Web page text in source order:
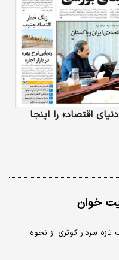
اقتصاد» را اینجا
خوان
سردار کوثری از نحوه